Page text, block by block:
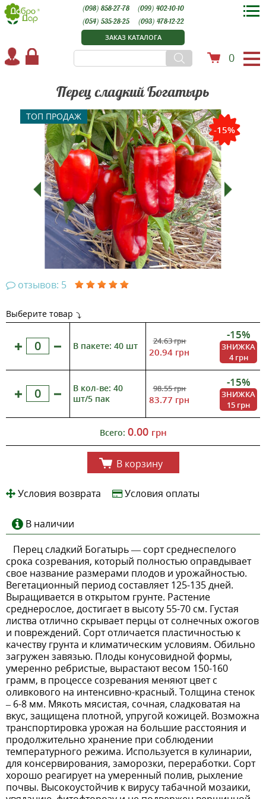
ЗАКАЗ КАТАЛОГА
0
(098) 858-27-78
(099) 402-10-10
(054) 535-28-25
(093) 478-12-22
Перец сладкий Богатырь
ТОП ПРОДАЖ
-15%
отзывов: 5
Выберите товар
В пакете: 40 шт 24.63грн
20.94 грн
-15%
ЗНИЖКА
4 грн
В кол-ве: 40
шт/5 пак
98.55грн
83.77 грн
-15%
ЗНИЖКА
15 грн
Всего: 0.00 грн
В корзину
Условия возврата Условия оплаты
В наличии
Перец сладкий Богатырь — сорт среднеспелого
срока созревания, который полностью оправдывает
свое название размерами плодов и урожайностью.
Вегетационный период составляет 125-135 дней.
Выращивается в открытом грунте. Растение
среднерослое, достигает в высоту 55-70 см. Густая
листва отлично скрывает перцы от солнечных ожогов
и повреждений. Сорт отличается пластичностью к
качеству грунта и климатическим условиям. Обильно
загружен завязью. Плоды конусовидной формы,
умеренно ребристые, вырастают весом 150-160
грамм, в процессе созревания меняют цвет с
оливкового на интенсивно-красный. Толщина стенок
– 6-8 мм. Мякоть мясистая, сочная, сладковатая на
вкус, защищена плотной, упругой кожицей. Возможна
транспортировка урожая на большие расстояния и
продолжительно хранение при соблюдении
температурного режима. Используется в кулинарии,
для консервирования, заморозки, переработки. Сорт
хорошо реагирует на умеренный полив, рыхление
почвы. Высокоустойчив к вирусу табачной мозаики,